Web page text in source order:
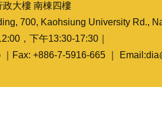
大樓 南棟四樓
700, Kaohsiung University Rd.,
，下午13:30-17:30｜
Fax: +886-7-5916-665 ｜